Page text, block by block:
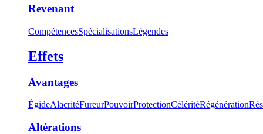
Revenant
CompétencesSpécialisationsLégendes
Effets
Avantages
ÉgideAlacritéFureurPouvoirProtectionCéléritéRégénération
Altérations